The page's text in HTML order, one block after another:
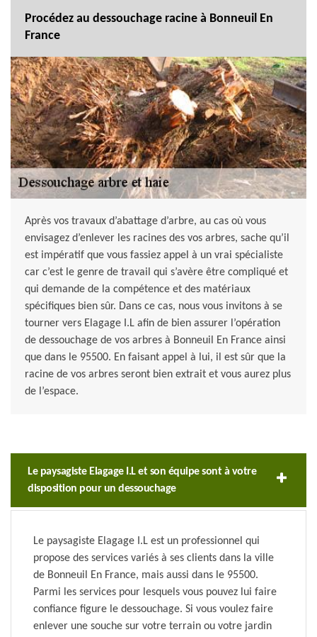
Procédez au dessouchage racine à Bonneuil En
France
Après vos travaux d’abattage d’arbre, au cas où vous
envisagez d’enlever les racines des vos arbres, sache qu’il
est impératif que vous fassiez appel à un vrai spécialiste
car c’est le genre de travail qui s’avère être compliqué et
qui demande de la compétence et des matériaux
spécifiques bien sûr. Dans ce cas, nous vous invitons à se
tourner vers Elagage I.L afin de bien assurer l’opération
de dessouchage de vos arbres à Bonneuil En France ainsi
que dans le 95500. En faisant appel à lui, il est sûr que la
racine de vos arbres seront bien extrait et vous aurez plus
de l’espace.
Le paysagiste Elagage I.L et son équipe sont à votre
disposition pour un dessouchage
Le paysagiste Elagage I.L est un professionnel qui
propose des services variés à ses clients dans la ville
de Bonneuil En France, mais aussi dans le 95500.
Parmi les services pour lesquels vous pouvez lui faire
confiance figure le dessouchage. Si vous voulez faire
enlever une souche sur votre terrain ou votre jardin